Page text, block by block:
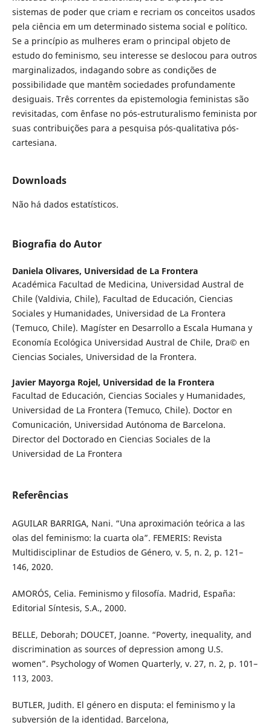
sistemas de poder que criam e recriam os conceitos usados
pela ciência em um determinado sistema social e político.
Se a princípio as mulheres eram o principal objeto de
estudo do feminismo, seu interesse se deslocou para outros
marginalizados, indagando sobre as condições de
possibilidade que mantêm sociedades profundamente
desiguais. Três correntes da epistemologia feministas são
revisitadas, com ênfase no pós-estruturalismo feminista por
suas contribuições para a pesquisa pós-qualitativa pós-
cartesiana.
Downloads
Não há dados estatísticos.
Biografia do Autor
Daniela Olivares, Universidad de La Frontera
Académica Facultad de Medicina, Universidad Austral de
Chile (Valdivia, Chile), Facultad de Educación, Ciencias
Sociales y Humanidades, Universidad de La Frontera
(Temuco, Chile). Magíster en Desarrollo a Escala Humana y
Economía Ecológica Universidad Austral de Chile, Dra© en
Ciencias Sociales, Universidad de la Frontera.
Javier Mayorga Rojel, Universidad de la Frontera
Facultad de Educación, Ciencias Sociales y Humanidades,
Universidad de La Frontera (Temuco, Chile). Doctor en
Comunicación, Universidad Autónoma de Barcelona.
Director del Doctorado en Ciencias Sociales de la
Universidad de La Frontera
Referências
AGUILAR BARRIGA, Nani. “Una aproximación teórica a las
olas del feminismo: la cuarta ola”. FEMERIS: Revista
Multidisciplinar de Estudios de Género, v. 5, n. 2, p. 121–
146, 2020.
AMORÓS, Celia. Feminismo y filosofía. Madrid, España:
Editorial Síntesis, S.A., 2000.
BELLE, Deborah; DOUCET, Joanne. “Poverty, inequality, and
discrimination as sources of depression among U.S.
women”. Psychology of Women Quarterly, v. 27, n. 2, p. 101–
113, 2003.
BUTLER, Judith. El género en disputa: el feminismo y la
subversión de la identidad. Barcelona,